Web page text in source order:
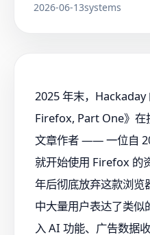
2026-06-13systems
2025 年末，Hackaday
Firefox, Part One》在
文章作者 —— 一位自
就开始使用 Firefox
年后彻底放弃这款浏览
中大量用户表达了类
入 AI 功能、广告数据